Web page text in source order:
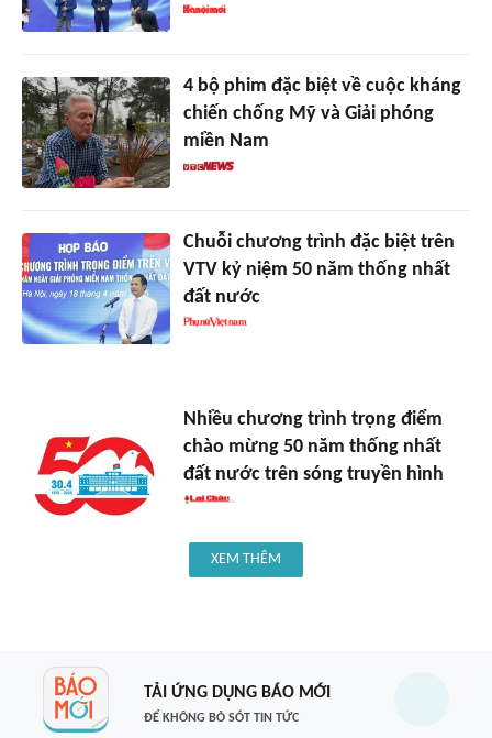
4 bộ phim đặc biệt về cuộc kháng
chiến chống Mỹ và Giải phóng
miền Nam
Chuỗi chương trình đặc biệt trên
VTV kỷ niệm 50 năm thống nhất
đất nước
Nhiều chương trình trọng điểm
chào mừng 50 năm thống nhất
đất nước trên sóng truyền hình
XEM THÊM
TẢI ỨNG DỤNG BÁO MỚI
ĐỂ KHÔNG BỎ SÓT TIN TỨC